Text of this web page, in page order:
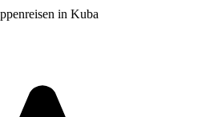
in Kuba